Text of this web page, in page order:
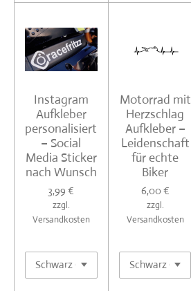
Instagram
Aufkleber
personalisiert
– Social
Media Sticker
nach Wunsch
3,99 €
zzgl.
Versandkosten
Motorrad mit
Herzschlag
Aufkleber –
Leidenschaft
für echte
Biker
6,00 €
zzgl.
Versandkosten